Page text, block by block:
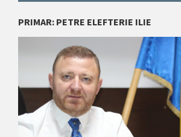
PRIMAR: PETRE ELEFTERIE ILIE